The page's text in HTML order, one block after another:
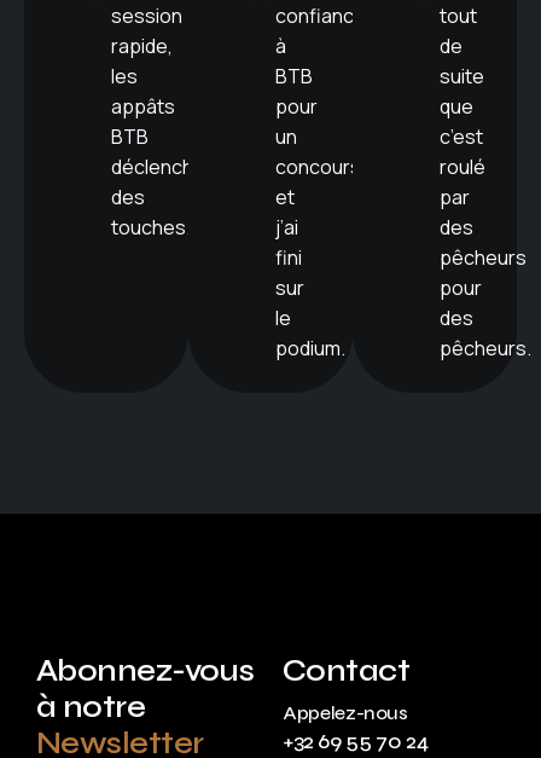
session
rapide,
les
appâts
BTB
déclenchent
des
touches.
confiance
à
BTB
pour
un
concours,
et
j’ai
fini
sur
le
podium.
tout
de
suite
que
c’est
roulé
par
des
pêcheurs
pour
des
pêcheurs.
Abonnez-vous
à notre
Newsletter
Contact
Appelez-nous
+32 69 55 70 24